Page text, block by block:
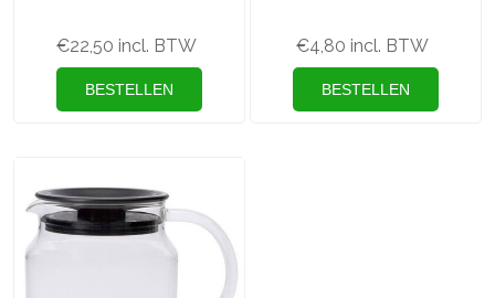
€22,50 incl. BTW €4,80 incl. BTW